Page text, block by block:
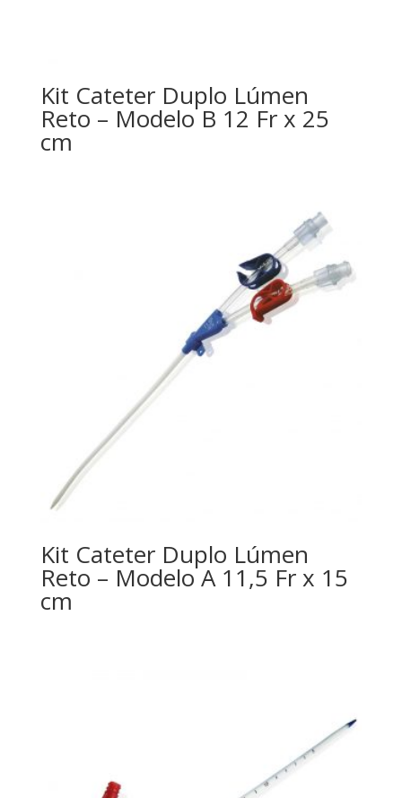
Kit Cateter Duplo Lúmen
Reto – Modelo B 12 Fr x 25
cm
Kit Cateter Duplo Lúmen
Reto – Modelo A 11,5 Fr x 15
cm